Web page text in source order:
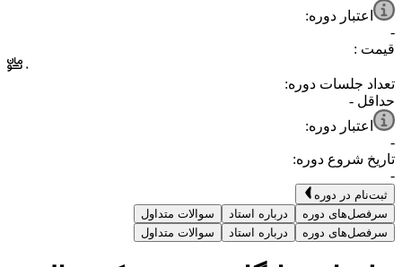
اعتبار دوره:
-
قیمت :
۰
تعداد جلسات دوره:
حداقل -
اعتبار دوره:
-
تاریخ شروع دوره:
-
ثبت‌نام در دوره
سرفصل‌های دوره
درباره استاد
سوالات متداول
سرفصل‌های دوره
درباره استاد سوالات متداول